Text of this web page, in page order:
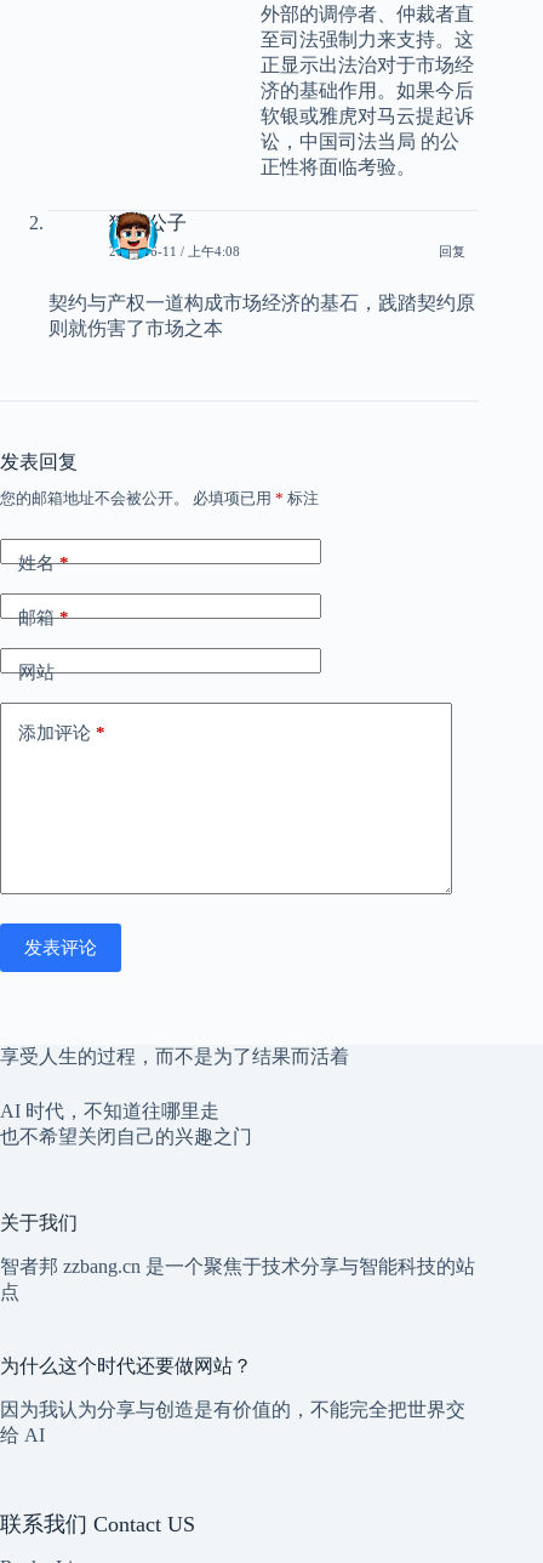
外部的调停者、仲裁者直
至司法强制力来支持。这
正显示出法治对于市场经
济的基础作用。如果今后
软银或雅虎对马云提起诉
讼，中国司法当局 的公
正性将面临考验。
狐狸公子
2011-06-11 / 上午4:08 回复
契约与产权一道构成市场经济的基石，践踏契约原
则就伤害了市场之本
发表回复
您的邮箱地址不会被公开。 必填项已用 * 标注
姓名*
邮箱*
网站
添加评论 *
发表评论
享受人生的过程，而不是为了结果而活着
AI 时代，不知道往哪里走
也不希望关闭自己的兴趣之门
关于我们
智者邦 zzbang.cn 是一个聚焦于技术分享与智能科技的站
点
为什么这个时代还要做网站？
因为我认为分享与创造是有价值的，不能完全把世界交
给 AI
联系我们 Contact US